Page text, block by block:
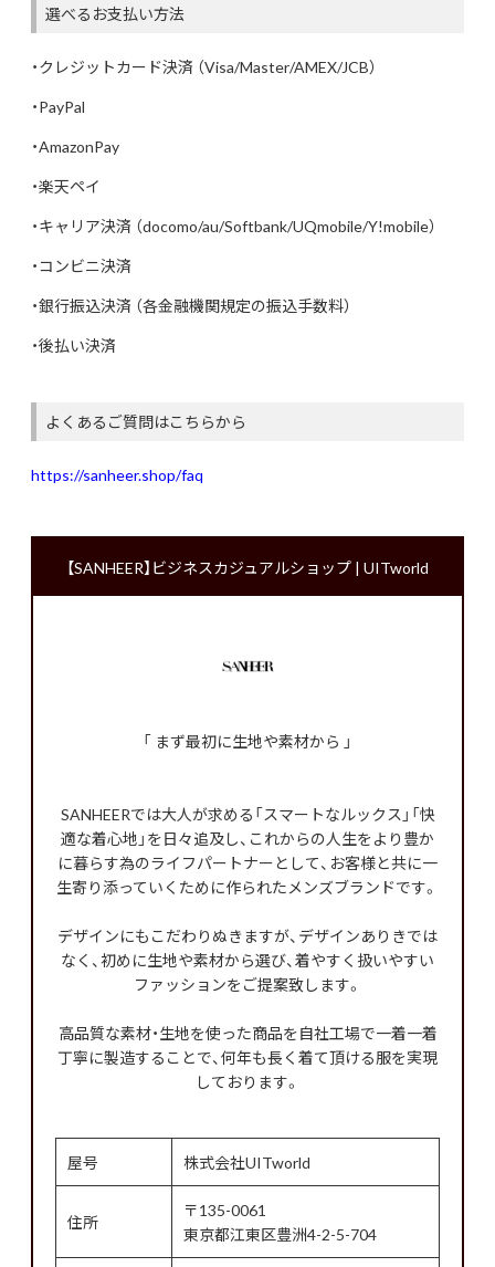
選べるお支払い方法
・クレジットカード決済 （Visa/Master/AMEX/JCB）
・PayPal
・AmazonPay
・楽天ペイ
・キャリア決済 （docomo/au/Softbank/UQmobile/Y!mobile）
・コンビニ決済
・銀行振込決済 （各金融機関規定の振込手数料）
・後払い決済
よくあるご質問はこちらから
https://sanheer.shop/faq
【SANHEER】ビジネスカジュアルショップ | UITworld
「 まず最初に生地や素材から 」
SANHEERでは大人が求める「スマートなルックス」「快
適な着心地」を日々追及し、これからの人生をより豊か
に暮らす為のライフパートナーとして、お客様と共に一
生寄り添っていくために作られたメンズブランドです。
デザインにもこだわりぬきますが、デザインありきでは
なく、初めに生地や素材から選び、着やすく扱いやすい
ファッションをご提案致します。
高品質な素材・生地を使った商品を自社工場で一着一着
丁寧に製造することで、何年も長く着て頂ける服を実現
しております。
屋号 株式会社UITworld
住所
〒135-0061
東京都江東区豊洲4-2-5-704